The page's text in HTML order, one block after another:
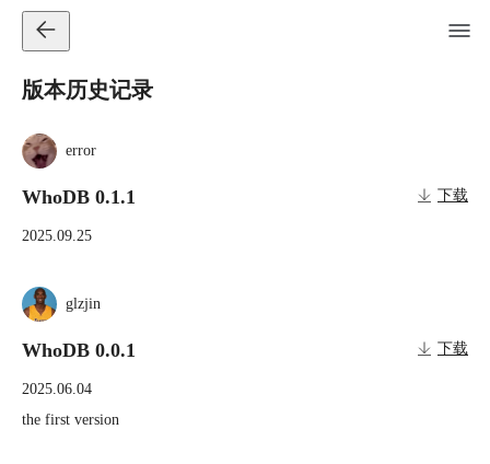
版本历史记录
error
WhoDB 0.1.1 下载
2025.09.25
glzjin
WhoDB 0.0.1 下载
2025.06.04
the first version